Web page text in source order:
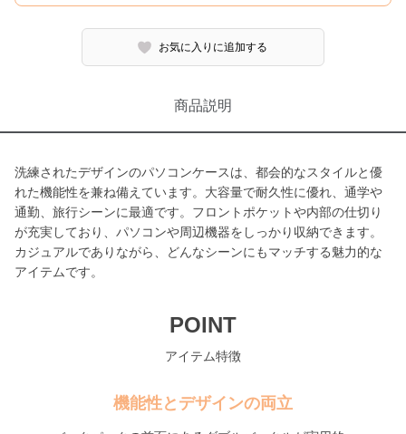
お気に入りに追加する
商品説明
洗練されたデザインのパソコンケースは、都会的なスタイルと優
れた機能性を兼ね備えています。大容量で耐久性に優れ、通学や
通勤、旅行シーンに最適です。フロントポケットや内部の仕切り
が充実しており、パソコンや周辺機器をしっかり収納できます。
カジュアルでありながら、どんなシーンにもマッチする魅力的な
アイテムです。
POINT
アイテム特徴
機能性とデザインの両立